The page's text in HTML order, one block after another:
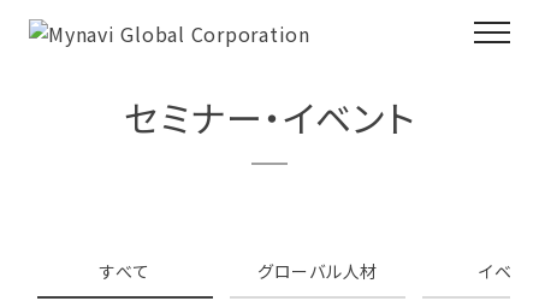
セミナー・イベント
すべて グローバル人材 イベン